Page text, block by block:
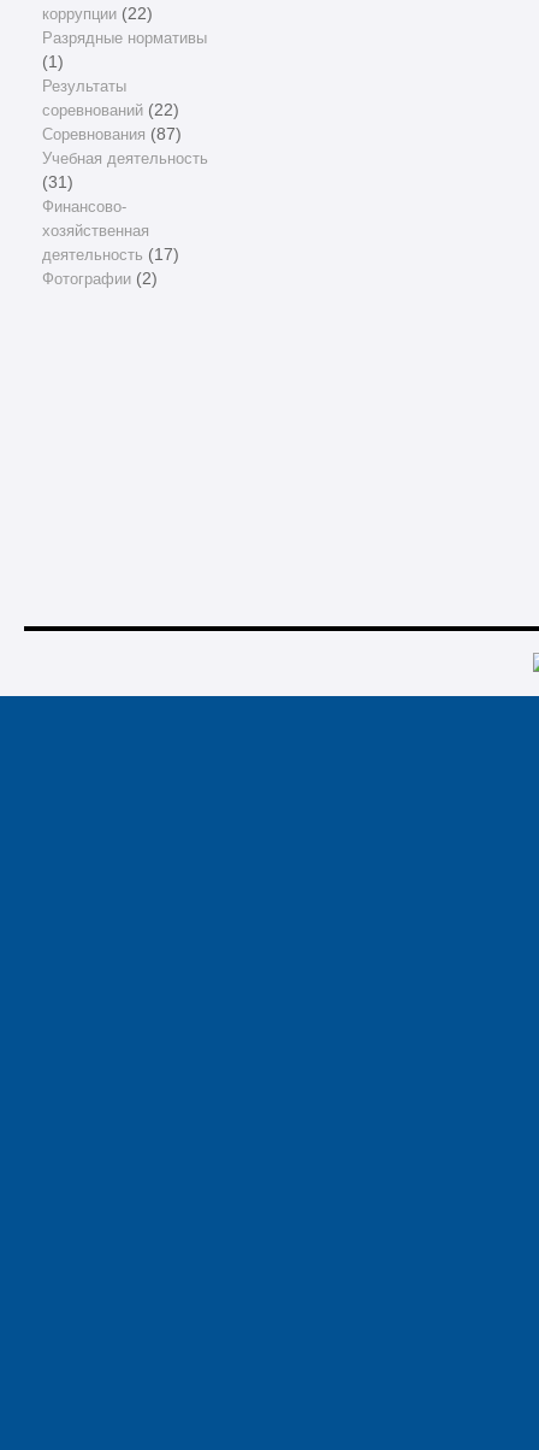
коррупции(22)
Разрядные нормативы
(1)
Результаты
соревнований(22)
Соревнования (87)
Учебная деятельность
(31)
Финансово-
хозяйственная
деятельность (17)
Фотографии(2)